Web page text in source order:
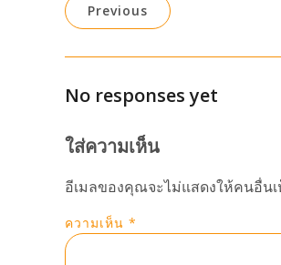
Previous
No responses yet
ใส่ความเห็น
อีเมลของคุณจะไม่แสดงให้คนอื่น
ความเห็น *